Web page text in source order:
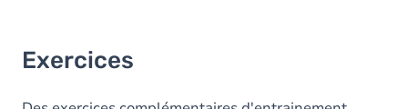
Exercices